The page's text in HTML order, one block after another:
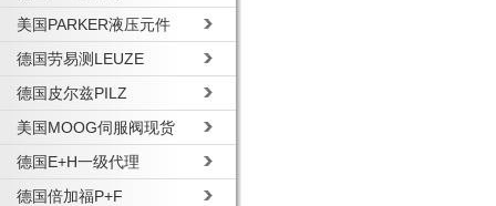
美国PARKER液压元件
德国劳易测LEUZE
德国皮尔兹PILZ
美国MOOG伺服阀现货
德国E+H一级代理
德国倍加福P+F